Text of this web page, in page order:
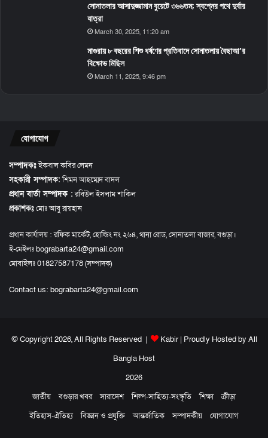
সোনাতলার আসাদুজ্জামান বুয়েটে ৩৬৬তম; স্বপ্নের পথে দুর্বার
যাত্রা
March 30, 2025, 11:20 am
মাগুরায় ৮ বছরের শিশু ধর্ষণের প্রতিবাদে সোনাতলায় বৈছাআ’র
বিক্ষোভ মিছিল
March 11, 2025, 9:46 pm
যোগাযোগ
সম্পাদকঃইকবাল কবির লেমন
সহকারী সম্পাদক:শিমন আহম্মেদ বাদল
প্রধান বার্তা সম্পাদক :রবিউল ইসলাম শাকিল
প্রকাশকঃমোঃ আবু রায়হান
প্রধান কার্যালয় : রফিক মার্কেট, হোল্ডিং নং ২৬৪, থানা রোড, সোনাতলা বাজার, বগুড়া।
ই-মেইলঃ bograbarta24@gmail.com
মোবাইলঃ 01827587178 (সম্পাদক)
Contact us: bograbarta24@gmail.com
© Copyright 2026, All Rights Reserved | Kabir| Proudly Hosted by All
Bangla Host
2026
জাতীয়
বগুড়ার খবর সারাদেশ শিল্প-সাহিত্য-সংস্কৃতি শিক্ষা
ক্রীড়া
ইতিহাস-ঐতিহ্য
বিজ্ঞান ও প্রযুক্তি আন্তর্জাতিক সম্পাদকীয় যোগাযোগ